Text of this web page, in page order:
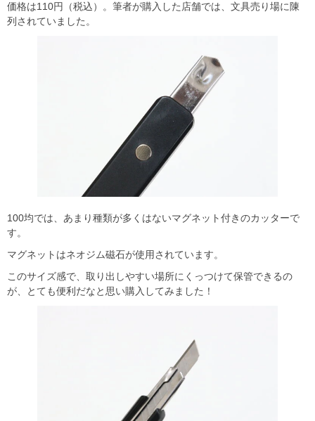
価格は110円（税込）。筆者が購入した店舗では、文具売り場に陳
列されていました。
100均では、あまり種類が多くはないマグネット付きのカッターで
す。
マグネットはネオジム磁石が使用されています。
このサイズ感で、取り出しやすい場所にくっつけて保管できるの
が、とても便利だなと思い購入してみました！